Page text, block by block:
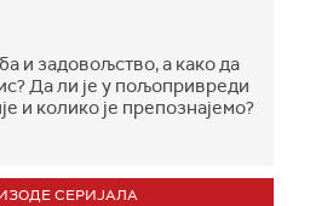
и задовољство, а како да
Да ли је у пољопривреди
и колико је препознајемо?
СЕРИЈАЛА